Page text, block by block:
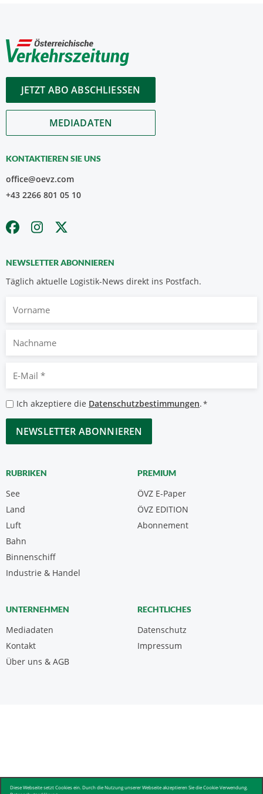
Diese Webseite setzt Cookies ein. Durch die Nutzung unserer Webseite akzeptieren Sie die Cookie-Verwendung.
JETZT ABO ABSCHLIESSEN
MEDIADATEN
KONTAKTIEREN SIE UNS
office@oevz.com
+43 2266 801 05 10
NEWSLETTER ABONNIEREN
Täglich aktuelle Logistik-News direkt ins Postfach.
Vorname
Nachname
Mail
*
Datenschutzbestimmungen
*
Ich akzeptiere die Datenschutzbestimmungen.*
CAPTCHA
RUBRIKEN
See
Land
Luft
Bahn
Binnenschiff
Industrie & Handel
PREMIUM
ÖVZ E-Paper
Abonnement
ÖVZ EDITION
UNTERNEHMEN
Mediadaten
Kontakt
Über uns & AGB
RECHTLICHES
Datenschutz
Impressum